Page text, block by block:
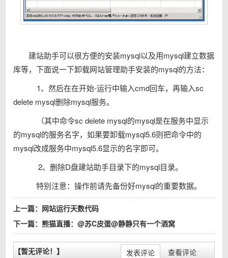
建站助手可以很方便的安装mysql以及用mysql建立数据
库等，下面说一下卸载网站管理助手安装的mysql的方法：
1、然后在在开始-运行中输入cmd回车，再输入sc
delete mysql删除mysql服务。
（其中命令sc delete mysql的mysql是在服务中显示
的mysql的服务名字，如果要卸载mysql5.6则把命令中的
mysql改成服务中mysql5.6显示的名字即可。
2、删除D盘建站助手目录下的mysql目录。
特别注意：操作前请先备份好mysql的重要数据。
上一篇： 网站运行天数代码
下一篇： 熊猫直播：@苏C皮蛋@静静只有一个酒窝
发表评论 查看评论
【暂无评论！】